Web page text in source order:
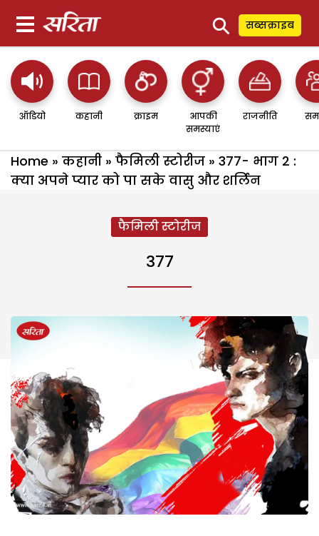
⚲ सब्सक्राइब
ऑडियो कहानी क्राइम
आपकी
समस्याएं
राजनीति
Home » कहानी » फैमिली स्टोरीज » 377- भाग 2 :
क्या अपने प्यार को पा सके वासु और शर्लिन
फैमिली स्टोरीज
377